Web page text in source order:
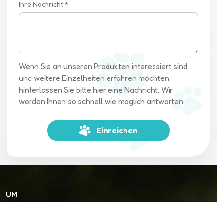
Ihre Nachricht *
Wenn Sie an unseren Produkten interessiert sind
und weitere Einzelheiten erfahren möchten,
hinterlassen Sie bitte hier eine Nachricht. Wir
werden Ihnen so schnell wie möglich antworten.
Einreichen
UM